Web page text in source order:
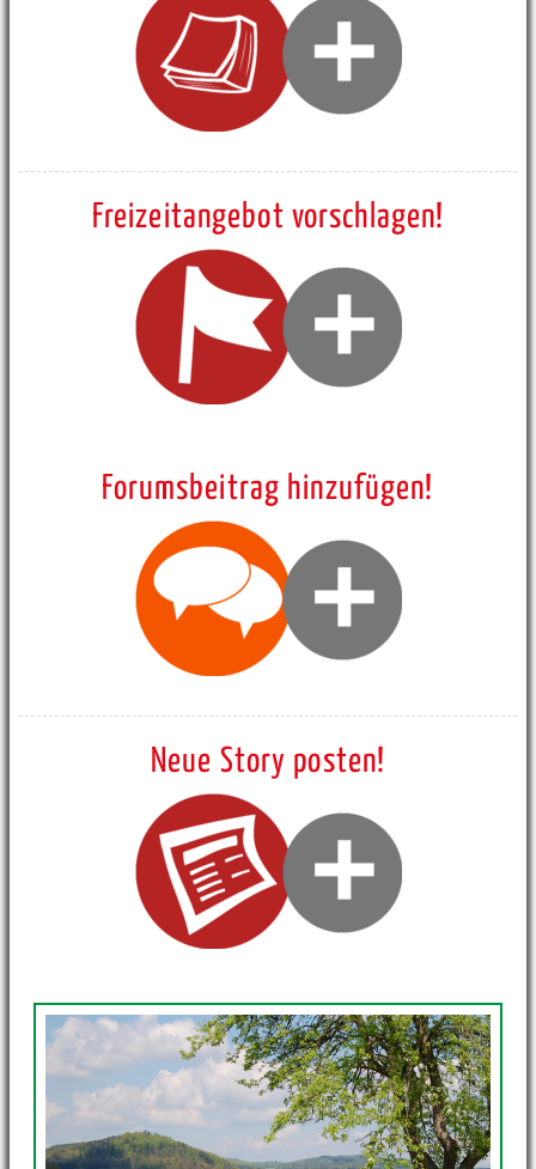
Freizeitangebot vorschlagen!
Forumsbeitrag hinzufügen!
Neue Story posten!